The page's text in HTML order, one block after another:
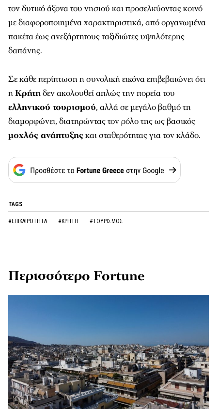
τον δυτικό άξονα του νησιού και προσελκύοντας κοινό
με διαφοροποιημένα χαρακτηριστικά, από οργανωμένα
πακέτα έως ανεξάρτητους ταξιδιώτες υψηλότερης
δαπάνης.
Σε κάθε περίπτωση η συνολική εικόνα επιβεβαιώνει ότι
ηΚρήτηδεν ακολουθεί απλώς την πορεία του
ελληνικού τουρισμού, αλλά σε μεγάλο βαθμό τη
διαμορφώνει, διατηρώντας τον ρόλο της ως βασικός
μοχλός ανάπτυξηςκαι σταθερότητας για τον κλάδο.
TAGS
#ΕΠΙΚΑΙΡΟΤΗΤΑ #ΚΡΗΤΗ #ΤΟΥΡΙΣΜΟΣ
Περισσότερο Fortune